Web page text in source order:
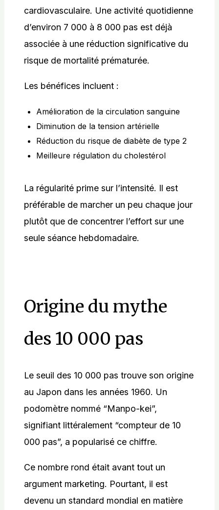
cardiovasculaire. Une activité quotidienne
d’environ 7 000 à 8 000 pas est déjà
associée à une réduction significative du
risque de mortalité prématurée.
Les bénéfices incluent :
Amélioration de la circulation sanguine
Diminution de la tension artérielle
Réduction du risque de diabète de type 2
Meilleure régulation du cholestérol
La régularité prime sur l’intensité. Il est
préférable de marcher un peu chaque jour
plutôt que de concentrer l’effort sur une
seule séance hebdomadaire.
Origine du mythe
des 10 000 pas
Le seuil des 10 000 pas trouve son origine
au Japon dans les années 1960. Un
podomètre nommé “Manpo-kei”,
signifiant littéralement “compteur de 10
000 pas”, a popularisé ce chiffre.
Ce nombre rond était avant tout un
argument marketing. Pourtant, il est
devenu un standard mondial en matière